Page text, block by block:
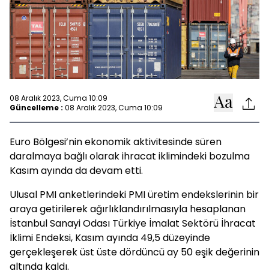
08 Aralık 2023, Cuma 10:09
Güncelleme : 08 Aralık 2023, Cuma 10:09
Euro Bölgesi’nin ekonomik aktivitesinde süren
daralmaya bağlı olarak ihracat iklimindeki bozulma
Kasım ayında da devam etti.
Ulusal PMI anketlerindeki PMI üretim endekslerinin bir
araya getirilerek ağırlıklandırılmasıyla hesaplanan
İstanbul Sanayi Odası Türkiye İmalat Sektörü İhracat
İklimi Endeksi, Kasım ayında 49,5 düzeyinde
gerçekleşerek üst üste dördüncü ay 50 eşik değerinin
altında kaldı.